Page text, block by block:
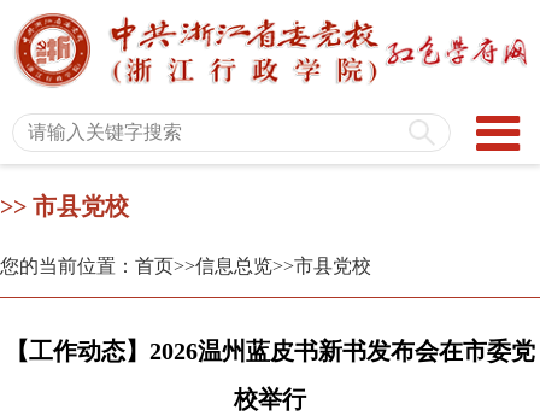
>> 市县党校
您的当前位置：首页>>信息总览>>市县党校
【工作动态】2026温州蓝皮书新书发布会在市委党
校举行